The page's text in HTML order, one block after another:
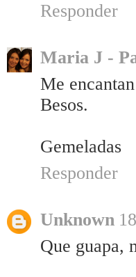
Responder
Maria J -
Me
Besos.
Gemeladas
Responder
Unknown
Que guapa,